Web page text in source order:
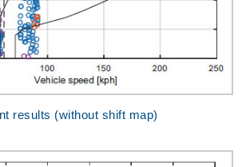
results (without shift map)